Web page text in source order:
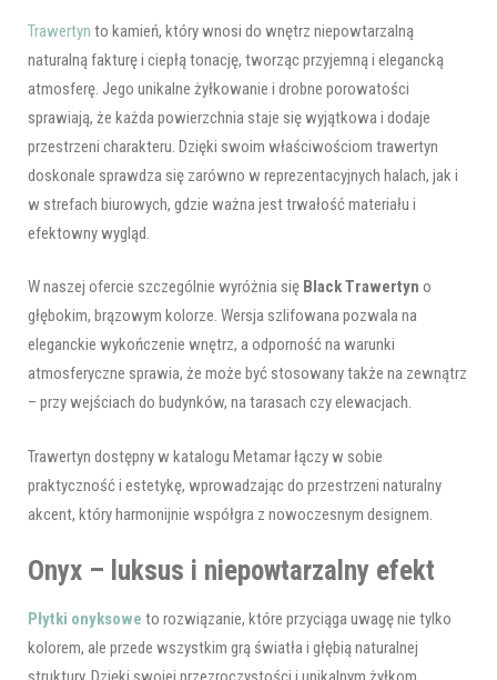
Trawertyn to kamień, który wnosi do wnętrz niepowtarzalną
naturalną fakturę i ciepłą tonację, tworząc przyjemną i elegancką
atmosferę. Jego unikalne żyłkowanie i drobne porowatości
sprawiają, że każda powierzchnia staje się wyjątkowa i dodaje
przestrzeni charakteru. Dzięki swoim właściwościom trawertyn
doskonale sprawdza się zarówno w reprezentacyjnych halach, jak i
w strefach biurowych, gdzie ważna jest trwałość materiału i
efektowny wygląd.
W naszej ofercie szczególnie wyróżnia się Black Trawertyn o
głębokim, brązowym kolorze. Wersja szlifowana pozwala na
eleganckie wykończenie wnętrz, a odporność na warunki
atmosferyczne sprawia, że może być stosowany także na zewnątrz
– przy wejściach do budynków, na tarasach czy elewacjach.
Trawertyn dostępny w katalogu Metamar łączy w sobie
praktyczność i estetykę, wprowadzając do przestrzeni naturalny
akcent, który harmonijnie współgra z nowoczesnym designem.
Onyx – luksus i niepowtarzalny efekt
Płytki onyksowe to rozwiązanie, które przyciąga uwagę nie tylko
kolorem, ale przede wszystkim grą światła i głębią naturalnej